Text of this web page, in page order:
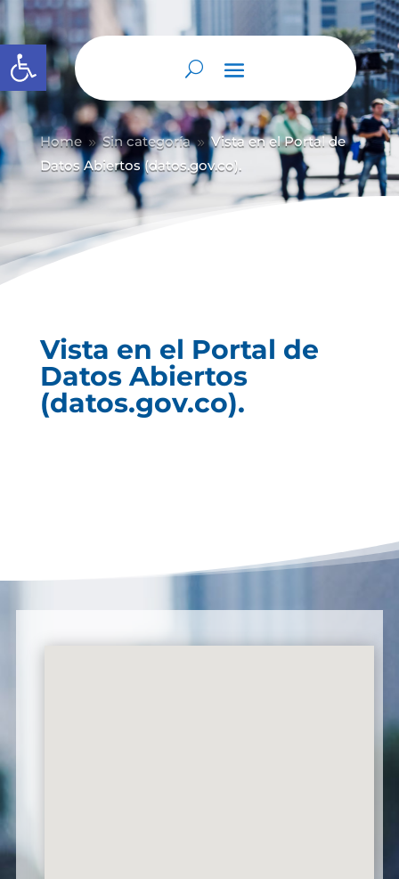
Abrir barra de herramientas
Home 9 Sin categoría 9 Vista en el Portal de
Datos Abiertos (datos.gov.co).
Vista en el Portal de
Datos Abiertos
(datos.gov.co).